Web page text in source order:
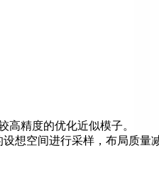
高精度的优化近似模子。
想空间进行采样，布局质量